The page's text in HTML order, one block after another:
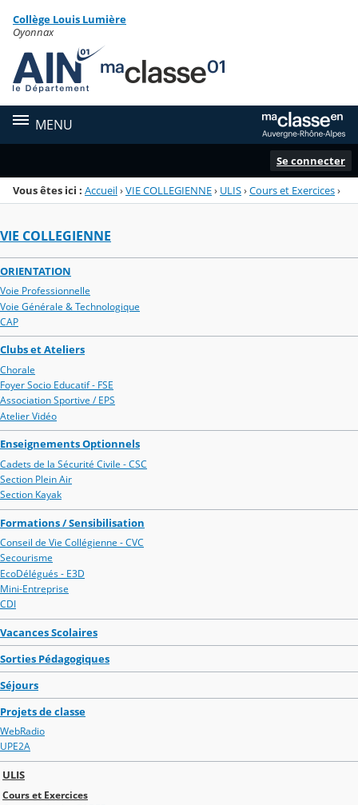
Menu de la rubrique
Contenu
Collège Louis Lumière
Oyonnax
MENU
Se connecter
Vous êtes ici : Accueil›VIE COLLEGIENNE› ULIS›Cours et Exercices›
VIE COLLEGIENNE
ORIENTATION
Voie Professionnelle
Voie Générale & Technologique
CAP
Clubs et Ateliers
Chorale
Foyer Socio Educatif - FSE
Association Sportive / EPS
Atelier Vidéo
Enseignements Optionnels
Cadets de la Sécurité Civile - CSC
Section Plein Air
Section Kayak
Formations / Sensibilisation
Conseil de Vie Collégienne - CVC
Secourisme
EcoDélégués - E3D
Mini-Entreprise
CDI
Vacances Scolaires
Sorties Pédagogiques
Séjours
Projets de classe
WebRadio
UPE2A
ULIS
Cours et Exercices